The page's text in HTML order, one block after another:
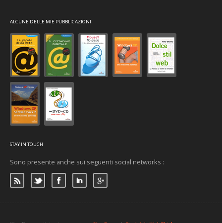
ALCUNE DELLE MIE PUBBLICAZIONI
STAY IN TOUCH
Sono presente anche sui seguenti social networks :